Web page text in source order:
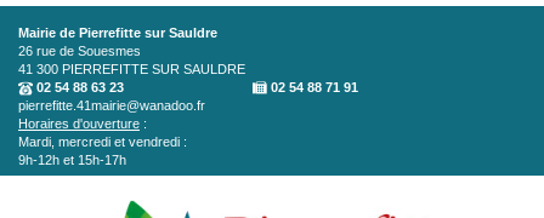
Aller au contenu principal
Mairie de Pierrefitte sur Sauldre
26 rue de Souesmes
41 300 PIERREFITTE SUR SAULDRE
02 54 88 63 23
02 54 88 71 91
pierrefitte.41mairie@wanadoo.fr
Horaires d'ouverture :
Mardi, mercredi et vendredi :
9h-12h et 15h-17h